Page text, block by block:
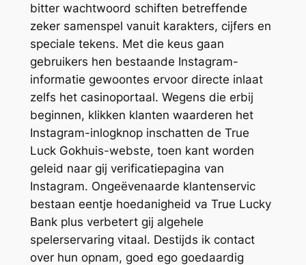
bitter wachtwoord schiften betreffende
zeker samenspel vanuit karakters, cijfers en
speciale tekens. Met die keus gaan
gebruikers hen bestaande Instagram-
informatie gewoontes ervoor directe inlaat
zelfs het casinoportaal. Wegens die erbij
beginnen, klikken klanten waarderen het
Instagram-inlogknop inschatten de True
Luck Gokhuis-webste, toen kant worden
geleid naar gij verificatiepagina van
Instagram. Ongeëvenaarde klantenservic
bestaan eentje hoedanigheid va True Lucky
Bank plus verbetert gij algehele
spelerservaring vitaal. Destijds ik contact
over hun opnam, goed ego goedaardig